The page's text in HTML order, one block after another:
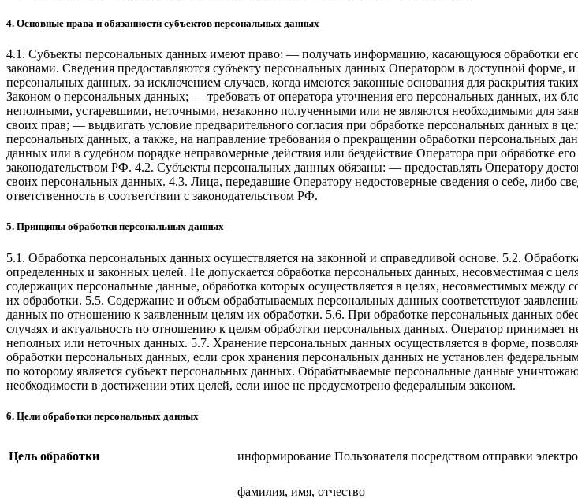
4. Основные права и обязанности субъектов персональных данных
4.1. Субъекты персональных данных имеют право: — получать информацию, касающуюся обработки
законами. Сведения предоставляются субъекту персональных данных Оператором в доступной
персональных данных, за исключением случаев, когда имеются законные основания для раскрытия
Законом о персональных данных; — требовать от оператора уточнения его персональных данных, их
неполными, устаревшими, неточными, незаконно полученными или не являются необходимыми для
своих прав; — выдвигать условие предварительного согласия при обработке персональных данных в
персональных данных, а также, на направление требования о прекращении обработки персональных
данных или в судебном порядке неправомерные действия или бездействие Оператора при обработке
законодательством РФ. 4.2. Субъекты персональных данных обязаны: — предоставлять Оператору
своих персональных данных. 4.3. Лица, передавшие Оператору недостоверные сведения о себе, либо
ответственность в соответствии с законодательством РФ.
5. Принципы обработки персональных данных
5.1. Обработка персональных данных осуществляется на законной и справедливой основе. 5.2.
определенных и законных целей. Не допускается обработка персональных данных, несовместимая с
содержащих персональные данные, обработка которых осуществляется в целях, несовместимых между
их обработки. 5.5. Содержание и объем обрабатываемых персональных данных соответствуют
данных по отношению к заявленным целям их обработки. 5.6. При обработке персональных данных
случаях и актуальность по отношению к целям обработки персональных данных. Оператор
неполных или неточных данных. 5.7. Хранение персональных данных осуществляется в форме,
обработки персональных данных, если срок хранения персональных данных не установлен
по которому является субъект персональных данных. Обрабатываемые персональные данные
необходимости в достижении этих целей, если иное не предусмотрено федеральным законом.
6. Цели обработки персональных данных
Цель обработки информирование Пользователя посредством отправки
фамилия, имя, отчество